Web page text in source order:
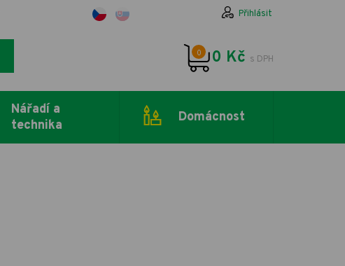
Přihlásit
0 0 Kč s DPH
Nářadí a
technika
Domácnost